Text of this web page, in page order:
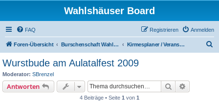
Wahlshäuser Board
FAQ Anmelden
Registrieren
Foren-Übersicht Burschenschaft Wahlshausen Kirmesplaner / Veranstaltungen
Wurstbude am Aulatalfest 2009
Moderator: SBrenzel
Antworten Suche
4 Beiträge • Seite 1 von 1